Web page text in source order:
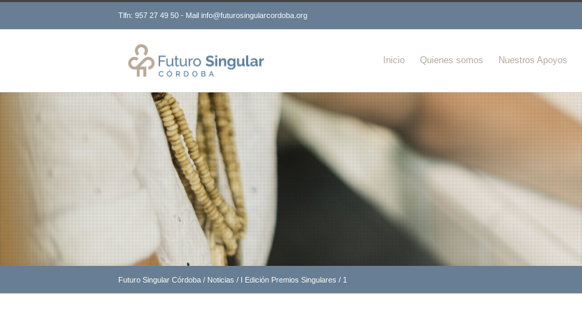
Tlfn: 957 27 49 50 - Mail info@futurosingularcordoba.org
Inicio Quienes somos Nuestros Apoyos
Futuro Singular Córdoba / Noticias / I Edición Premios Singulares / 1